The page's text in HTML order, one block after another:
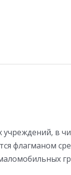
учреждений, в
флагманом